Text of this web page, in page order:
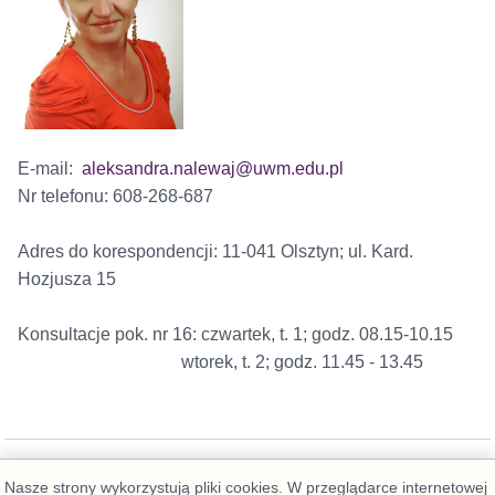
E-mail: aleksandra.nalewaj@uwm.edu.pl
Nr telefonu: 608-268-687
Adres do korespondencji: 11-041 Olsztyn; ul. Kard.
Hozjusza 15
Konsultacje pok. nr 16: czwartek, t. 1; godz. 08.15-10.15
wtorek, t. 2; godz. 11.45 - 13.45
Nasze strony wykorzystują pliki cookies. W przeglądarce internetowej